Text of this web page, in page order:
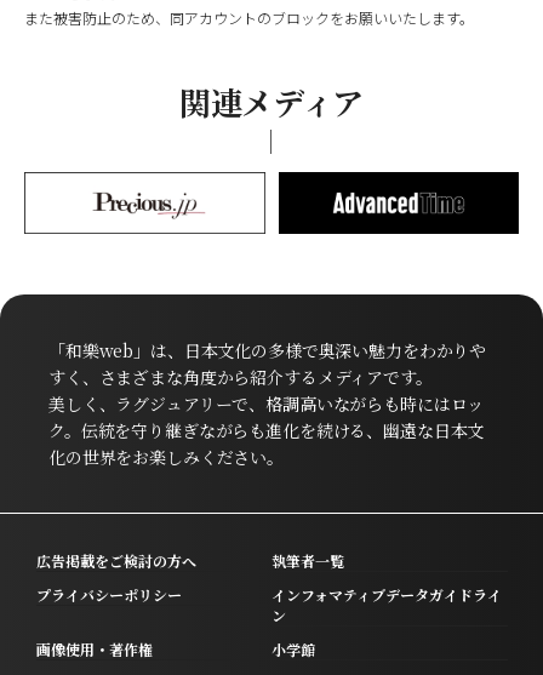
また被害防止のため、同アカウントのブロックをお願いいたします。
関連メディア
「和樂web」は、日本文化の多様で奥深い魅力をわかりや
すく、さまざまな角度から紹介するメディアです。
美しく、ラグジュアリーで、格調高いながらも時にはロッ
ク。伝統を守り継ぎながらも進化を続ける、幽遠な日本文
化の世界をお楽しみください。
広告掲載をご検討の方へ
執筆者一覧
プライバシーポリシー
インフォマティブデータガイドライ
ン
画像使用・著作権
小学館